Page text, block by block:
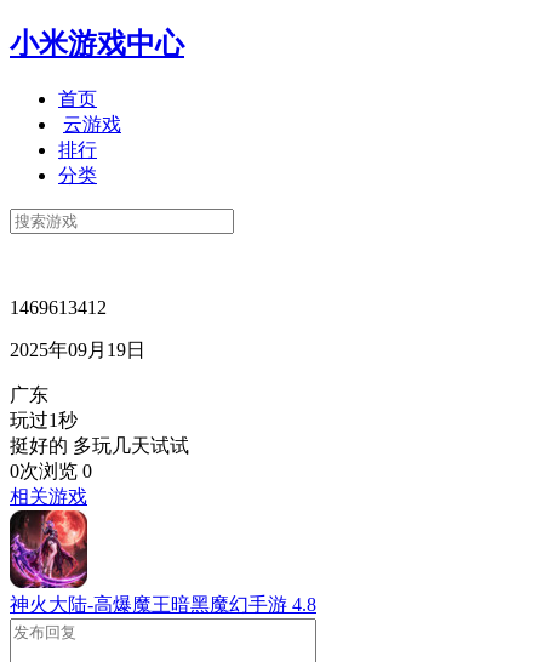
小米游戏中心
首页
云游戏
排行
分类
1469613412
2025年09月19日
广东
玩过1秒
挺好的 多玩几天试试
0次浏览 0
相关游戏
神火大陆-高爆魔王暗黑魔幻手游 4.8